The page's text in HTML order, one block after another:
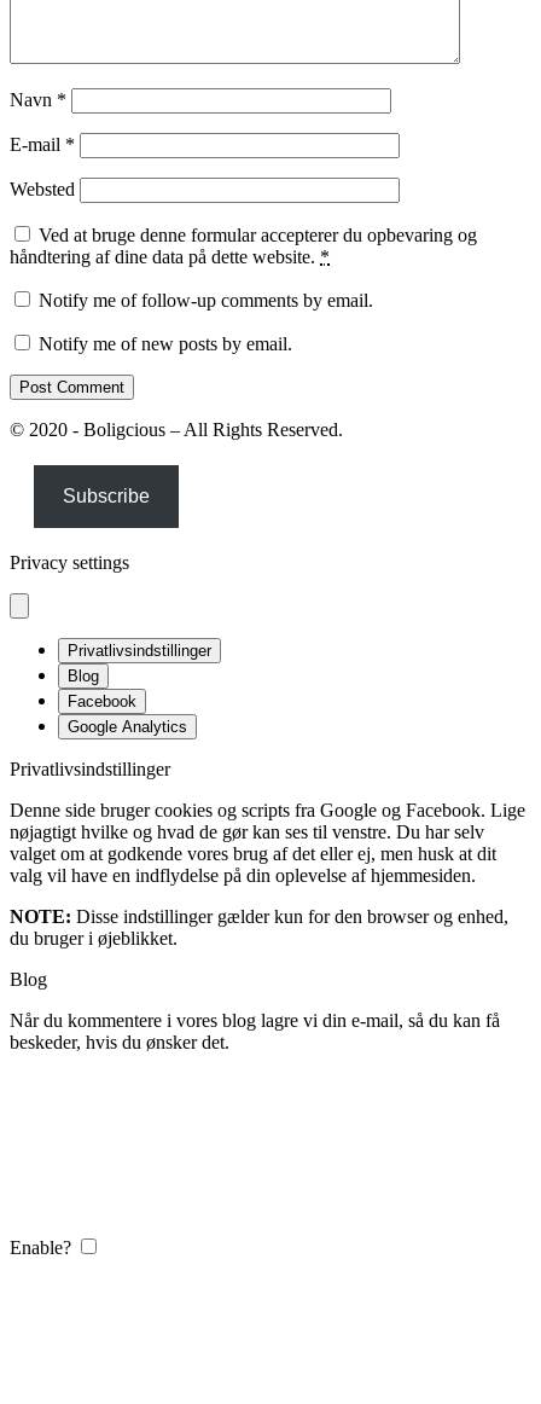
Navn *
E-mail *
Websted
Ved at bruge denne formular accepterer du opbevaring og
håndtering af dine data på dette website. *
Notify me of follow-up comments by email.
Notify me of new posts by email.
© 2020 - Boligcious – All Rights Reserved.
Subscribe
Privacy settings
Privatlivsindstillinger
Blog
Facebook
Google Analytics
Privatlivsindstillinger
Denne side bruger cookies og scripts fra Google og Facebook. Lige
nøjagtigt hvilke og hvad de gør kan ses til venstre. Du har selv
valget om at godkende vores brug af det eller ej, men husk at dit
valg vil have en indflydelse på din oplevelse af hjemmesiden.
NOTE: Disse indstillinger gælder kun for den browser og enhed,
du bruger i øjeblikket.
Blog
Når du kommentere i vores blog lagre vi din e-mail, så du kan få
beskeder, hvis du ønsker det.
Enable?